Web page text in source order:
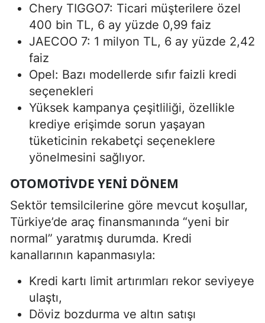
Chery TIGGO7: Ticari müşterilere özel
400 bin TL, 6 ay yüzde 0,99 faiz
JAECOO 7: 1 milyon TL, 6 ay yüzde 2,42
faiz
Opel: Bazı modellerde sıfır faizli kredi
seçenekleri
Yüksek kampanya çeşitliliği, özellikle
krediye erişimde sorun yaşayan
tüketicinin rekabetçi seçeneklere
yönelmesini sağlıyor.
OTOMOTIVDE YENI DÖNEM
Sektör temsilcilerine göre mevcut koşullar,
Türkiye’de araç finansmanında “yeni bir
normal” yaratmış durumda. Kredi
kanallarının kapanmasıyla:
Kredi kartı limit artırımları rekor seviyeye
ulaştı,
Döviz bozdurma ve altın satışı